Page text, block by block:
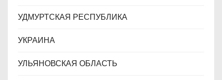
УДМУРТСКАЯ РЕСПУБЛИКА
УКРАИНА
УЛЬЯНОВСКАЯ ОБЛАСТЬ